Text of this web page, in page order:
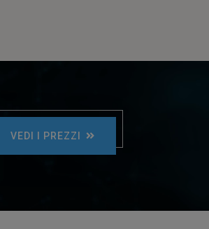
VEDI I PREZZI